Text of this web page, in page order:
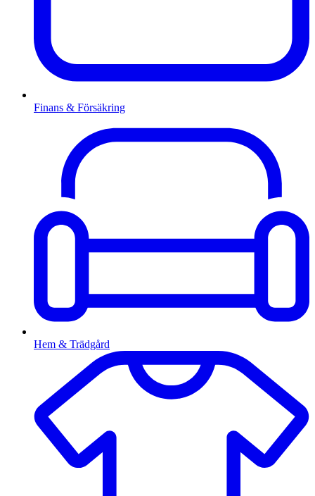
Finans & Försäkring
Hem & Trädgård